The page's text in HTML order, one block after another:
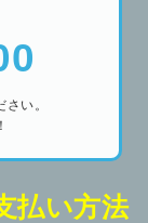
い。
払い方法